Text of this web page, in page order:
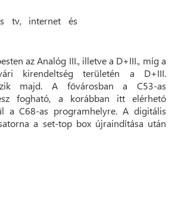
az Analóg III., illetve a D+III., míg a
kirendeltség területén a D+III.
majd. A fővárosban a C53-as
fogható, a korábban itt elérhető
a C68-as programhelyre. A digitális
a set-top box újraindítása után